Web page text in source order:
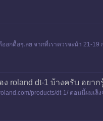
กดื้อๆเลย จากที่เราควรจะนำ 21-
roland dt-1 บ้างครับ อย
products/dt-1/ ตอนนี้ผมเ